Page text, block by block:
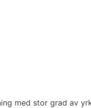
med stor grad av